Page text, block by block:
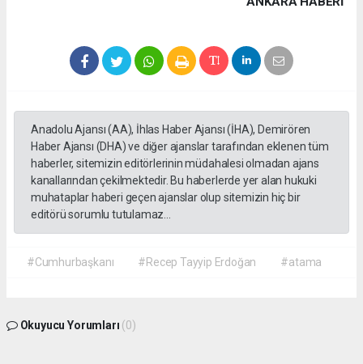
Anadolu Ajansı (AA), İhlas Haber Ajansı (İHA), Demirören
Haber Ajansı (DHA) ve diğer ajanslar tarafından eklenen tüm
haberler, sitemizin editörlerinin müdahalesi olmadan ajans
kanallarından çekilmektedir. Bu haberlerde yer alan hukuki
muhataplar haberi geçen ajanslar olup sitemizin hiç bir
editörü sorumlu tutulamaz...
#Cumhurbaşkanı #Recep Tayyip Erdoğan #atama
Okuyucu Yorumları (0)